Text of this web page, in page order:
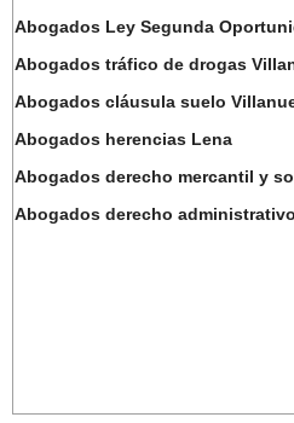
Abogados Ley Segunda
Abogados tráfico de drogas
Abogados cláusula suelo
Abogados herencias Lena
Abogados derecho mercantil y
Abogados derecho